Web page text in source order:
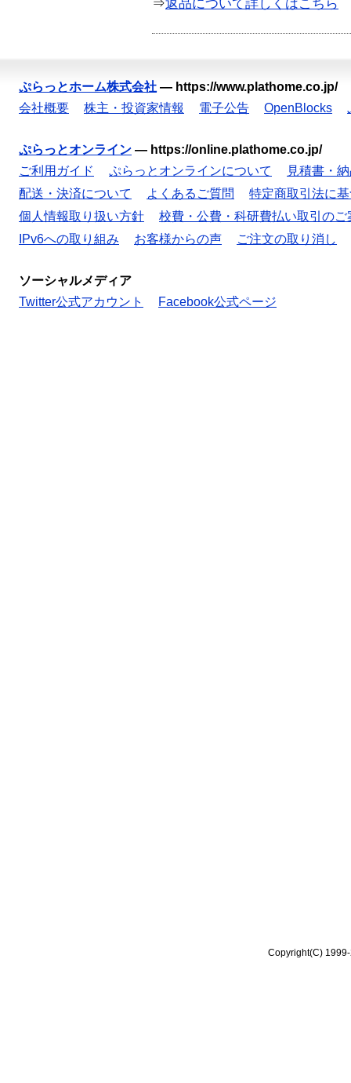
⇒返品について詳しくはこちら
ぷらっとホーム株式会社 — https://www.plathome.co.jp/
会社概要
株主・投資家情報 電子公告 OpenBlocks
ぷらっとオンライン — https://online.plathome.co.jp/
ご利用ガイド
ぷらっとオンラインについて
見積書・
配送・決済について
よくあるご質問
特定商取引法に
個人情報取り扱い方針
校費・公費・科研費払い取引のご
IPv6への取り組み
お客様からの声 ご注文の取り消し
ソーシャルメディア
Twitter公式アカウント
Facebook公式ページ
Copyright(C)